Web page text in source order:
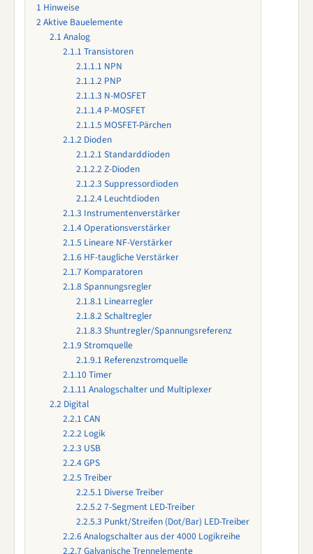
1 Hinweise
2 Aktive Bauelemente
2.1 Analog
2.1.1 Transistoren
2.1.1.1 NPN
2.1.1.2 PNP
2.1.1.3 N-MOSFET
2.1.1.4 P-MOSFET
2.1.1.5 MOSFET-Pärchen
2.1.2 Dioden
2.1.2.1 Standarddioden
2.1.2.2 Z-Dioden
2.1.2.3 Suppressordioden
2.1.2.4 Leuchtdioden
2.1.3 Instrumentenverstärker
2.1.4Operationsverstärker
2.1.5 Lineare NF-Verstärker
2.1.6 HF-taugliche Verstärker
2.1.7 Komparatoren
2.1.8 Spannungsregler
2.1.8.1 Linearregler
2.1.8.2 Schaltregler
2.1.8.3 Shuntregler/Spannungsreferenz
2.1.9 Stromquelle
2.1.9.1 Referenzstromquelle
2.1.10 Timer
2.1.11 Analogschalter und Multiplexer
2.2 Digital
2.2.1 CAN
2.2.2 Logik
2.2.3 USB
2.2.4GPS
2.2.5 Treiber
2.2.5.1 Diverse Treiber
2.2.5.2 7-Segment LED-Treiber
2.2.5.3 Punkt/Streifen (Dot/Bar) LED-Treiber
2.2.6Analogschalter aus der 4000 Logikreihe
2.2.7 Galvanische Trennelemente